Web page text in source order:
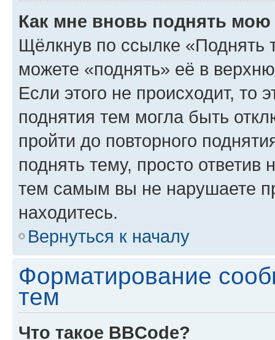
Как мне вновь поднять мою
Щёлкнув по ссылке «Поднять
можете «поднять» её в
Если этого не происходит, то
поднятия тем могла быть
пройти до повторного
поднять тему, просто ответив
тем самым вы не нарушаете
находитесь.
Вернуться к началу
Форматирование
тем
Что такое BBCode?